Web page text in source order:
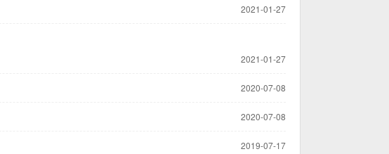
2021-01-27
2021-01-27
2020-07-08
2020-07-08
2019-07-17